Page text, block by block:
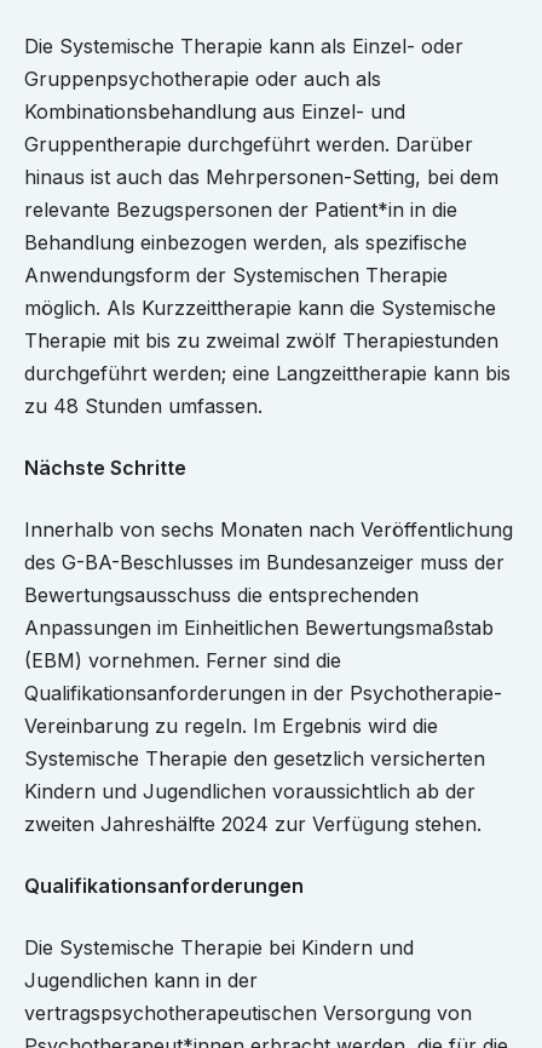
Die Systemische Therapie kann als Einzel- oder
Gruppenpsychotherapie oder auch als
Kombinationsbehandlung aus Einzel- und
Gruppentherapie durchgeführt werden. Darüber
hinaus ist auch das Mehrpersonen-Setting, bei dem
relevante Bezugspersonen der Patient*in in die
Behandlung einbezogen werden, als spezifische
Anwendungsform der Systemischen Therapie
möglich. Als Kurzzeittherapie kann die Systemische
Therapie mit bis zu zweimal zwölf Therapiestunden
durchgeführt werden; eine Langzeittherapie kann bis
zu 48 Stunden umfassen.
Nächste Schritte
Innerhalb von sechs Monaten nach Veröffentlichung
des G-BA-Beschlusses im Bundesanzeiger muss der
Bewertungsausschuss die entsprechenden
Anpassungen im Einheitlichen Bewertungsmaßstab
(EBM) vornehmen. Ferner sind die
Qualifikationsanforderungen in der Psychotherapie-
Vereinbarung zu regeln. Im Ergebnis wird die
Systemische Therapie den gesetzlich versicherten
Kindern und Jugendlichen voraussichtlich ab der
zweiten Jahreshälfte 2024 zur Verfügung stehen.
Qualifikationsanforderungen
Die Systemische Therapie bei Kindern und
Jugendlichen kann in der
vertragspsychotherapeutischen Versorgung von